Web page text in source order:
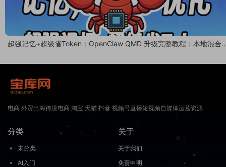
超强记忆+超级省Token：OpenClaw QMD 升级完整教程：本地混合
电商 外贸出海跨境电商 淘宝 天猫 抖音 视频号直播短视频自媒体运营资源
分类
未分类
AI入门
关于
关于我们
免责申明